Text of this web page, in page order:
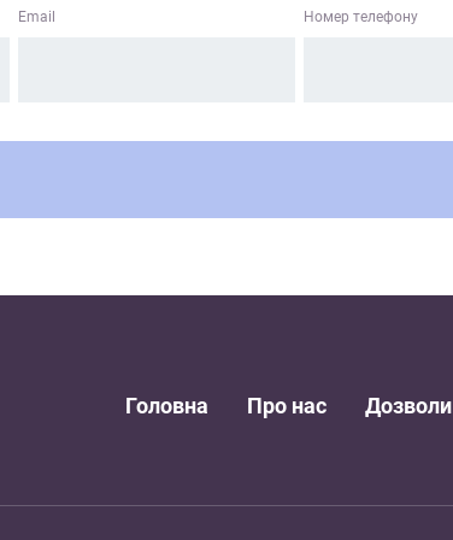
Email Номер телефону
Головна Про нас Дозволи